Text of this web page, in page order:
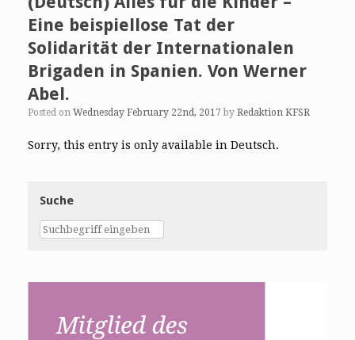
Eine beispiellose Tat der
Solidarität der Internationalen
Brigaden in Spanien. Von Werner
Abel.
Posted on Wednesday February 22nd, 2017 by Redaktion KFSR
Sorry, this entry is only available in Deutsch.
Suche